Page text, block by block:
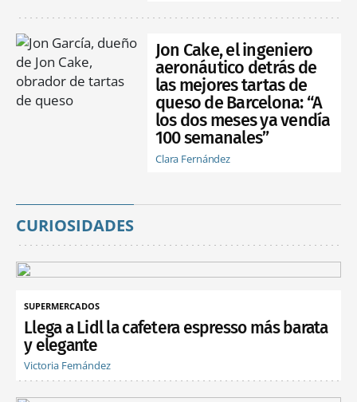
Jon Cake, el ingeniero
aeronáutico detrás de
las mejores tartas de
queso de Barcelona: “A
los dos meses ya vendía
100 semanales”
Clara Fernández
CURIOSIDADES
SUPERMERCADOS
Llega a Lidl la cafetera espresso más barata
y elegante
Victoria Fernández